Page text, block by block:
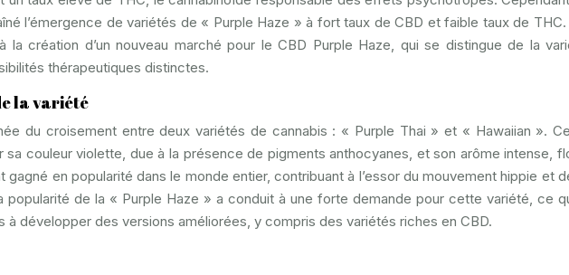
l’émergence de variétés de « Purple Haze » à fort taux de CBD et faible taux de THC.
la création d’un nouveau marché pour le CBD Purple Haze, qui se distingue de la
thérapeutiques distinctes.
la variété
du croisement entre deux variétés de cannabis : « Purple Thai » et « Hawaiian ».
sa couleur violette, due à la présence de pigments anthocyanes, et son arôme intense,
gagné en popularité dans le monde entier, contribuant à l’essor du mouvement hippie et
popularité de la « Purple Haze » a conduit à une forte demande pour cette variété, ce
à développer des versions améliorées, y compris des variétés riches en CBD.